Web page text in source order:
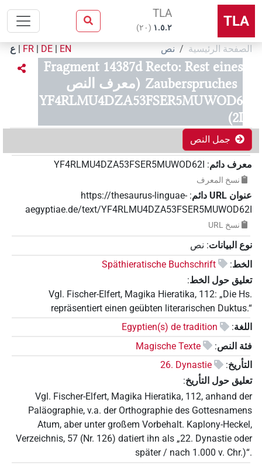
TLA
TLA
۱.٥.٢ (٢٠)
الصفحة الرئيسية نص EN
|
DE
|
FR
| ع
Fragment 14387d Recto: Rest eines
Zauberspruches (معرف النص
YF4RLMU4DZA53FSER5MUWOD6
2I)
جمل النص
معرف دائم:
YF4RLMU4DZA53FSER5MUWOD62I
نسخ المعرف
عنوان‏ ‏URL‏ دائم :
https://thesaurus-linguae-
aegyptiae.de/text/YF4RLMU4DZA53FSER5MUWOD62I
نسخ‏ ‏URL
نوع البيانات: نص
الخط:
Späthieratische Buchschrift
تعليق حول الخط:
Vgl. Fischer-Elfert, Magika Hieratika, 112: „Die Hs.
repräsentiert einen geübten literarischen Duktus.“
اللغة:
Egyptien(s) de tradition
فئة النص:
Magische Texte
التأريخ:
26. Dynastie
تعليق حول التأريخ:
Vgl. Fischer-Elfert, Magika Hieratika, 112, anhand der
Paläographie, v.a. der Orthographie des Gottesnamens
Atum, aber unter großem Vorbehalt. Kaplony-Heckel,
Verzeichnis, 57 (Nr. 126) datiert ihn als „22. Dynastie oder
später / nach 1.000 v. Chr.)“.